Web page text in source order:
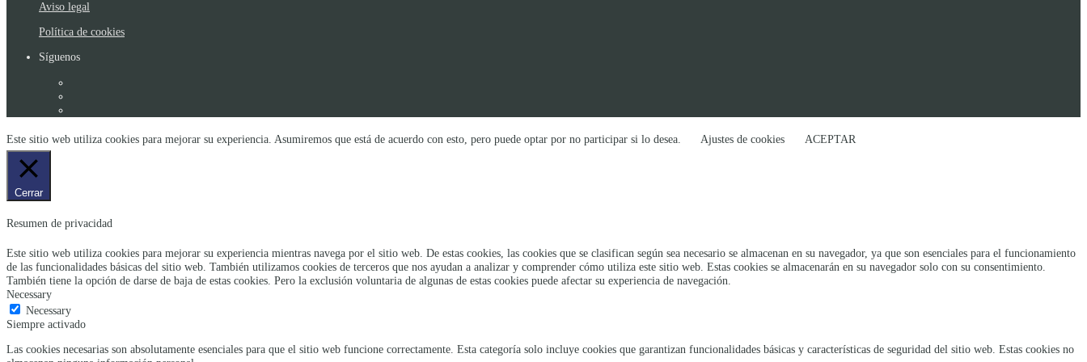
Aviso legal
Política de cookies
Síguenos
Este sitio web utiliza cookies para mejorar su experiencia. Asumiremos que está de acuerdo con esto, pero puede optar por no participar si lo desea. Ajustes de cookies ACEPTAR
Cerrar
Resumen de privacidad
Este sitio web utiliza cookies para mejorar su experiencia mientras navega por el sitio web. De estas cookies, las cookies que se clasifican según sea necesario se almacenan en su navegador, ya que son esenciales para el funcionamiento
de las funcionalidades básicas del sitio web. También utilizamos cookies de terceros que nos ayudan a analizar y comprender cómo utiliza este sitio web. Estas cookies se almacenarán en su navegador solo con su consentimiento.
También tiene la opción de darse de baja de estas cookies. Pero la exclusión voluntaria de algunas de estas cookies puede afectar su experiencia de navegación.
Necessary
Necessary
Siempre activado
Las cookies necesarias son absolutamente esenciales para que el sitio web funcione correctamente. Esta categoría solo incluye cookies que garantizan funcionalidades básicas y características de seguridad del sitio web. Estas cookies no